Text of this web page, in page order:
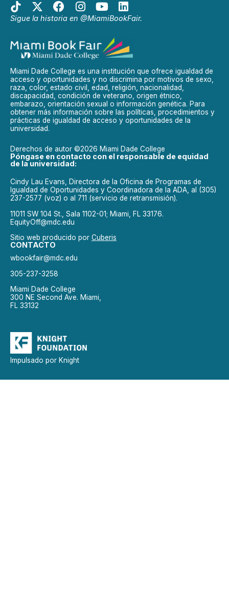
Sigue la historia en @MiamiBookFair.
Miami Dade College es una institución que ofrece igualdad de
acceso y oportunidades y no discrimina por motivos de sexo,
raza, color, estado civil, edad, religión, nacionalidad,
discapacidad, condición de veterano, origen étnico,
embarazo, orientación sexual o información genética. Para
obtener más información sobre las políticas, procedimientos y
prácticas de igualdad de acceso y oportunidades de la
universidad.
Derechos de autor ©2026 Miami Dade College
Póngase en contacto con el responsable de equidad
de la universidad:
Cindy Lau Evans, Directora de la Oficina de Programas de
Igualdad de Oportunidades y Coordinadora de la ADA, al (305)
237-2577 (voz) o al 711 (servicio de retransmisión).
11011 SW 104 St., Sala 1102-01; Miami, FL 33176.
EquityOff@mdc.edu
Sitio web producido por Cuberis
CONTACTO
wbookfair@mdc.edu
305-237-3258
Miami Dade College
300 NE Second Ave. Miami,
FL 33132
Impulsado por Knight